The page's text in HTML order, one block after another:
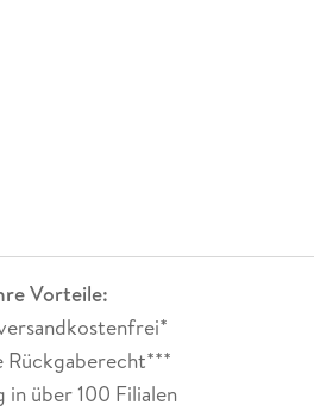
Vorteile:
Rückgaberecht***
in über 100 Filialen